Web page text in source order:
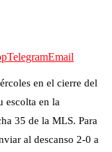
TelegramEmail
en el cierre del
escolta en la
35 de la MLS. Para
al descanso 2-0 a